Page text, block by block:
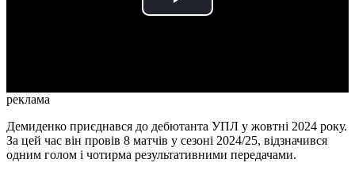
Play
реклама
Демиденко приєднався до дебютанта УПЛ у жовтні 2024 року.
За цей час він провів 8 матчів у сезоні 2024/25, відзначився
одним голом і чотирма результативними передачами.